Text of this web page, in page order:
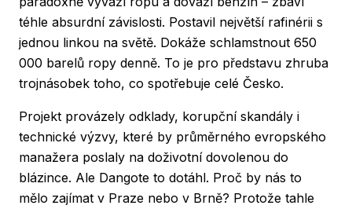
téhle absurdní závislosti. Postavil největší rafinérii s
jednou linkou na světě. Dokáže schlamstnout 650
000 barelů ropy denně. To je pro představu zhruba
trojnásobek toho, co spotřebuje celé Česko.
Projekt provázely odklady, korupční skandály i
technické výzvy, které by průměrného evropského
manažera poslaly na doživotní dovolenou do
blázince. Ale Dangote to dotáhl. Proč by nás to
mělo zajímat v Praze nebo v Brně? Protože tahle